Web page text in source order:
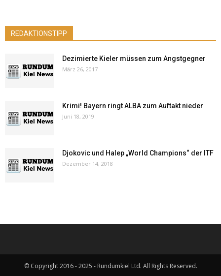
REDAKTIONSTIPP
Dezimierte Kieler müssen zum Angstgegner
März 26, 2017
Krimi! Bayern ringt ALBA zum Auftakt nieder
Juni 18, 2019
Djokovic und Halep „World Champions“ der ITF
Dezember 14, 2018
© Copyright 2016 - 2025 - Rundumkiel Ltd. All Rights Reserved.